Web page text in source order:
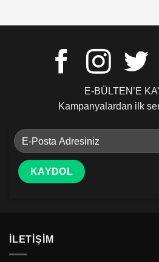
E-BÜLTEN’E
Kampanyalardan ilk
İLETIŞIM